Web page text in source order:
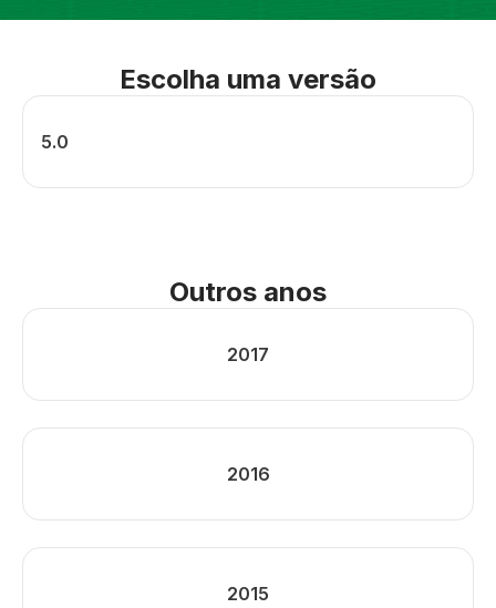
Escolha uma versão
5.0
Outros anos
2017
2016
2015